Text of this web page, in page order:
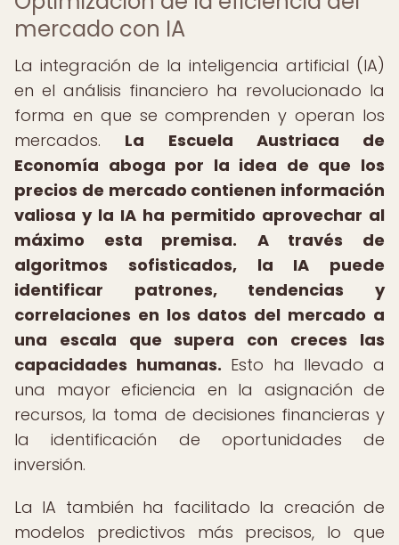
mercado con IA
La integración de la inteligencia artificial (IA)
en el análisis financiero ha revolucionado la
forma en que se comprenden y operan los
mercados. La Escuela Austriaca de
Economía aboga por la idea de que los
precios de mercado contienen información
valiosa y la IA ha permitido aprovechar al
máximo esta premisa.
A través de
algoritmos sofisticados, la IA puede
identificar patrones, tendencias y
correlaciones en los datos del mercado a
una escala que supera con creces las
capacidades humanas. Esto ha llevado a
una mayor eficiencia en la asignación de
recursos, la toma de decisiones financieras y
la identificación de oportunidades de
inversión.
La IA también ha facilitado la creación de
modelos predictivos más precisos, lo que